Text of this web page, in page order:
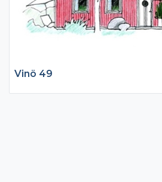
Vinö 49